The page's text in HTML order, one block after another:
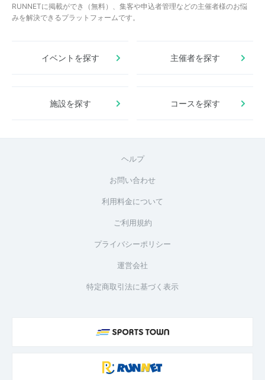
RUNNETに掲載ができ（無料）、集客や申込者管理などの主催者様のお悩
みを解決できるプラットフォームです。
イベントを探す 主催者を探す
施設を探す コースを探す
ヘルプ
お問い合わせ
利用料金について
ご利用規約
プライバシーポリシー
運営会社
特定商取引法に基づく表示